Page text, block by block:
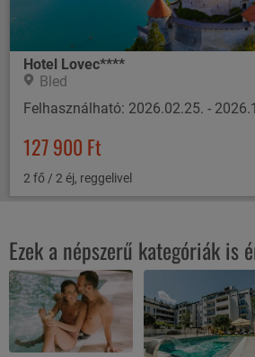
Hotel Lovec****
Bled
Felhasználható: 2026.02.25. -
127 900 Ft
2 fő / 2 éj, reggelivel
Ezek a népszerű kategóriák is